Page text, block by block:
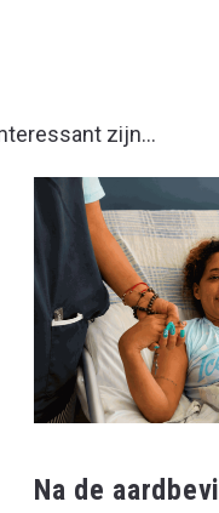
zijn...
Na de